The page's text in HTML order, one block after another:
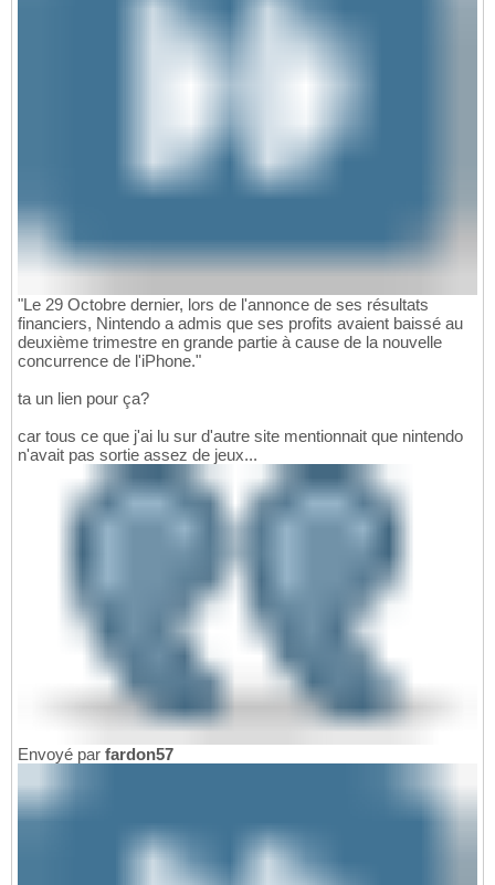
"Le 29 Octobre dernier, lors de l'annonce de ses résultats
financiers, Nintendo a admis que ses profits avaient baissé au
deuxième trimestre en grande partie à cause de la nouvelle
concurrence de l'iPhone."
ta un lien pour ça?
car tous ce que j'ai lu sur d'autre site mentionnait que nintendo
n'avait pas sortie assez de jeux...
Envoyé par fardon57